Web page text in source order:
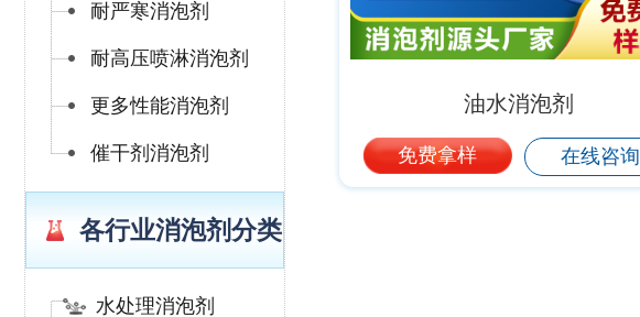
耐严寒消泡剂
耐高压喷淋消泡剂
更多性能消泡剂
催干剂消泡剂
各行业消泡剂分类
水处理消泡剂
油水消泡剂
免费拿样 在线咨询